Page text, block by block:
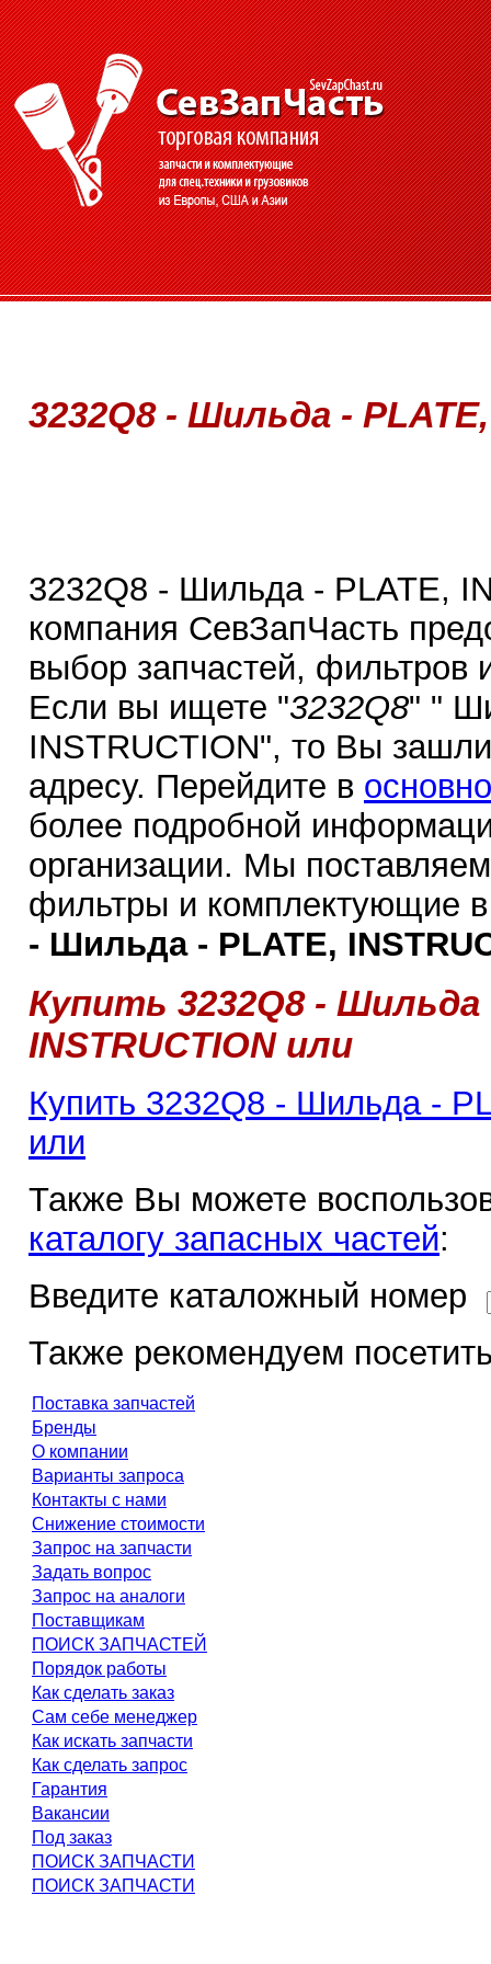
3232Q8 - Шильда -
3232Q8 - Шильда - PLATE,
компания СевЗапЧасть
выбор запчастей, фильтров
Если вы ищете "3232Q8" "
INSTRUCTION", то Вы
адресу. Перейдите в
более подробной
организации. Мы
фильтры и комплектующие
- Шильда - PLATE,
Купить 3232Q8 - Шильда
INSTRUCTION или
Купить 3232Q8 - Шильда -
или
Также Вы можете
каталогу запасных частей:
Введите каталожный номер
Также рекомендуем
Поставка запчастей
Бренды
О компании
Варианты запроса
Контакты с нами
Снижение стоимости
Запрос на запчасти
Задать вопрос
Запрос на аналоги
Поставщикам
ПОИСК ЗАПЧАСТЕЙ
Порядок работы
Как сделать заказ
Сам себе менеджер
Как искать запчасти
Как сделать запрос
Гарантия
Вакансии
Под заказ
ПОИСК ЗАПЧАСТИ
ПОИСК ЗАПЧАСТИ